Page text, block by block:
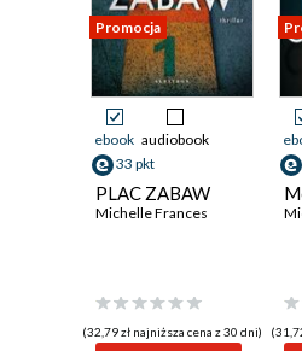
Promocja
ebook audiobook
33 pkt
PLAC ZABAW
Michelle Frances
(32,79 zł najniższa cena z 30 dni)